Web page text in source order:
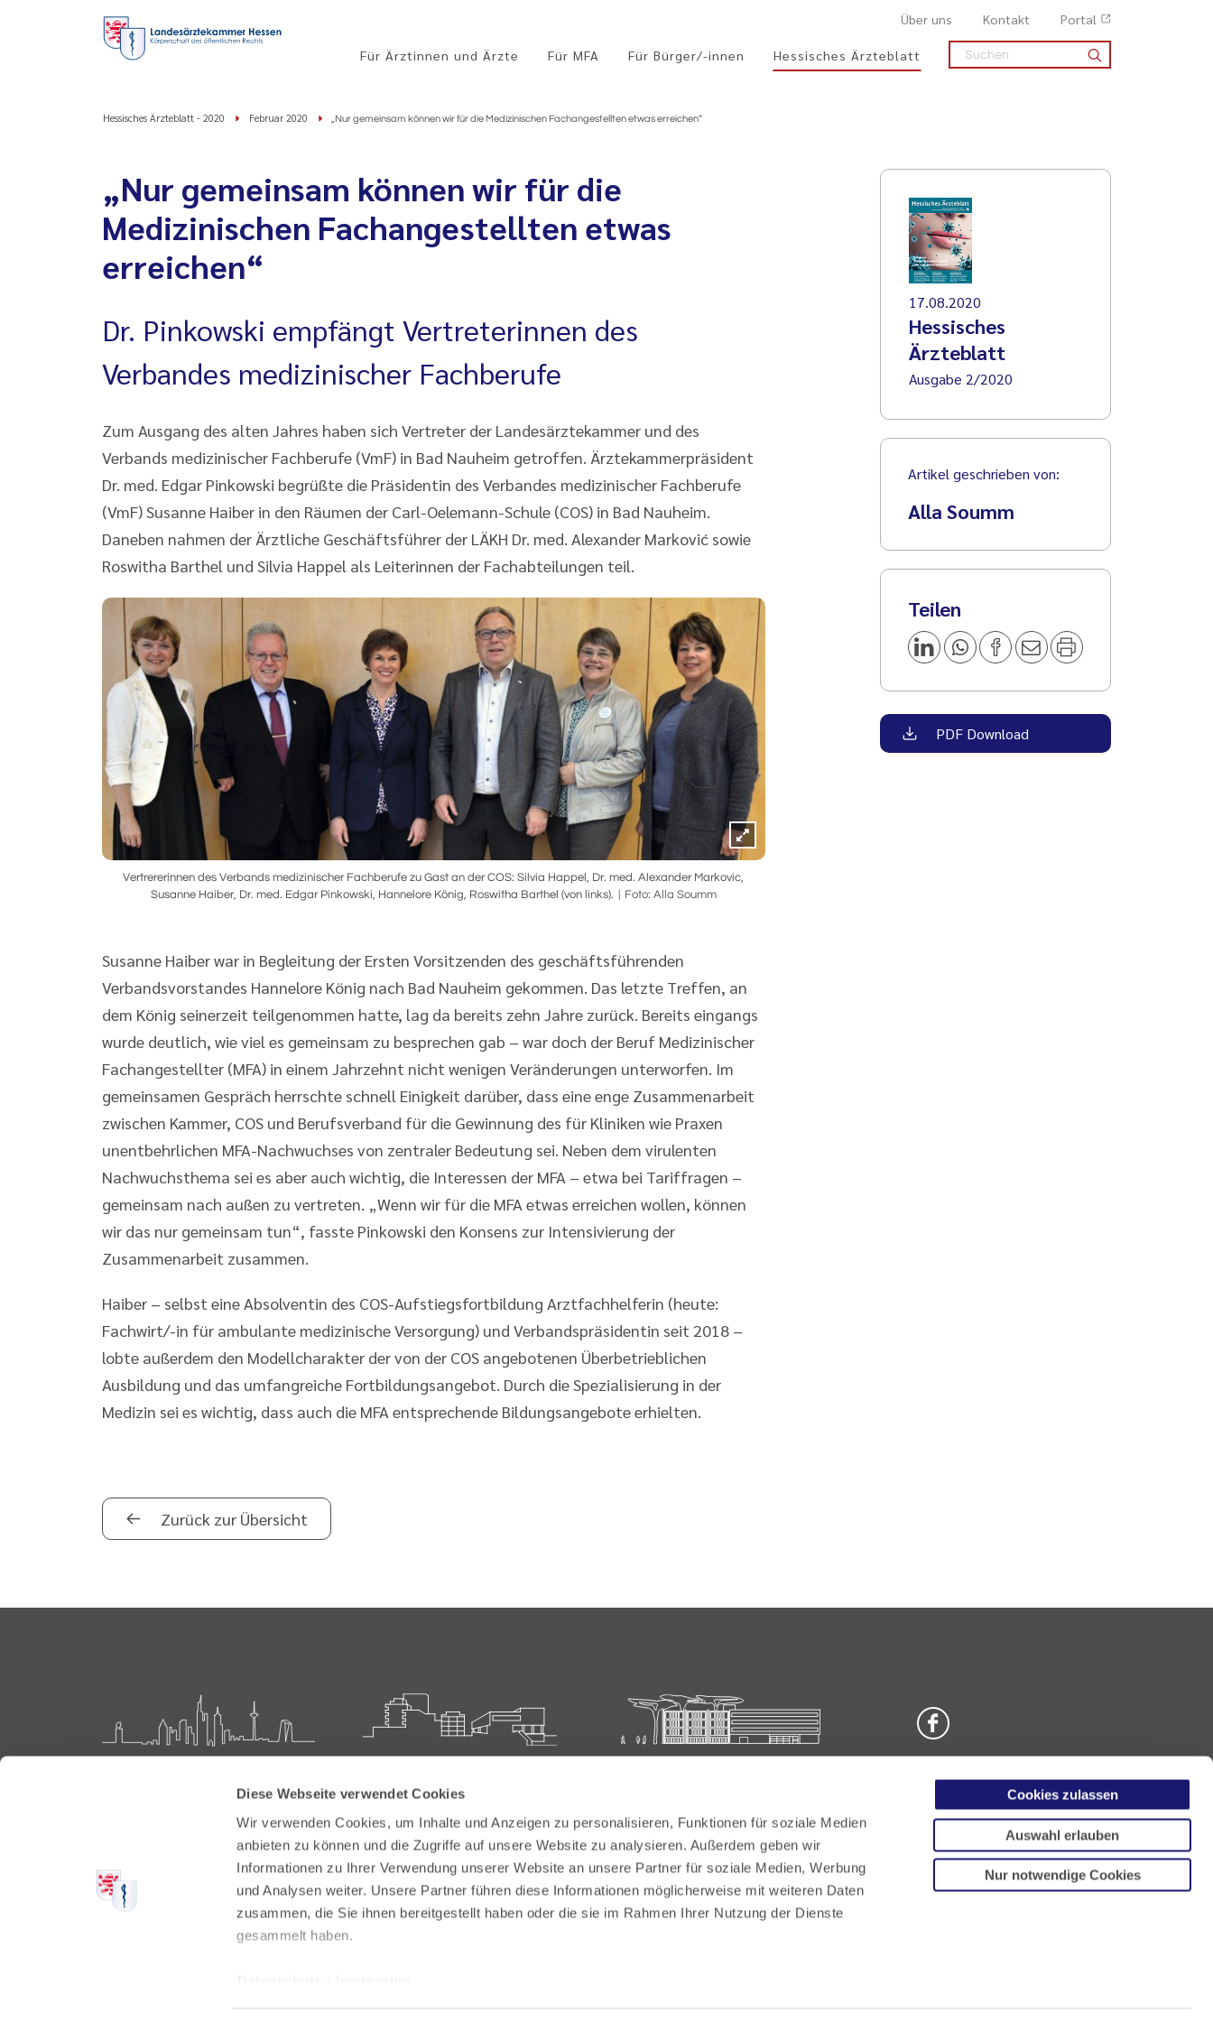
Diese Webseite verwendet Cookies
Wir verwenden Cookies, um Inhalte und Anzeigen zu personalisieren, Funktionen für soziale Medien
anbieten zu können und die Zugriffe auf unsere Website zu analysieren. Außerdem geben wir
Informationen zu Ihrer Verwendung unserer Website an unsere Partner für soziale Medien, Werbung
und Analysen weiter. Unsere Partner führen diese Informationen möglicherweise mit weiteren Daten
zusammen, die Sie ihnen bereitgestellt haben oder die sie im Rahmen Ihrer Nutzung der Dienste
gesammelt haben.
Cookies zulassen
Auswahl erlauben
Nur notwendige Cookies
Über uns Kontakt Portal
Für Ärztinnen und Ärzte Für MFA Für Bürger/-innen Hessisches Ärzteblatt
Hessisches Ärzteblatt - 2020 Februar 2020 „Nur gemeinsam können wir für die Medizinischen Fachangestellten etwas erreichen“
„Nur gemeinsam können wir für die
Medizinischen Fachangestellten etwas
erreichen“
Dr. Pinkowski empfängt Vertreterinnen des
Verbandes medizinischer Fachberufe
Zum Ausgang des alten Jahres haben sich Vertreter der Landesärztekammer und des
Verbands medizinischer Fachberufe (VmF) in Bad Nauheim getroffen. Ärztekammerpräsident
Dr. med. Edgar Pinkowski begrüßte die Präsidentin des Verbandes medizinischer Fachberufe
(VmF) Susanne Haiber in den Räumen der Carl-Oelemann-Schule (COS) in Bad Nauheim.
Daneben nahmen der Ärztliche Geschäftsführer der LÄKH Dr. med. Alexander Marković sowie
Roswitha Barthel und Silvia Happel als Leiterinnen der Fachabteilungen teil.
Vertrererinnen des Verbands medizinischer Fachberufe zu Gast an der COS: Silvia Happel, Dr. med. Alexander Markovic,
Susanne Haiber, Dr. med. Edgar Pinkowski, Hannelore König, Roswitha Barthel (von links).
Foto: Alla Soumm
Susanne Haiber war in Begleitung der Ersten Vorsitzenden des geschäftsführenden
Verbandsvorstandes Hannelore König nach Bad Nauheim gekommen. Das letzte Treffen, an
dem König seinerzeit teilgenommen hatte, lag da bereits zehn Jahre zurück. Bereits eingangs
wurde deutlich, wie viel es gemeinsam zu besprechen gab – war doch der Beruf Medizinischer
Fachangestellter (MFA) in einem Jahrzehnt nicht wenigen Veränderungen unterworfen. Im
gemeinsamen Gespräch herrschte schnell Einigkeit darüber, dass eine enge Zusammenarbeit
zwischen Kammer, COS und Berufsverband für die Gewinnung des für Kliniken wie Praxen
unentbehrlichen MFA-Nachwuchses von zentraler Bedeutung sei. Neben dem virulenten
Nachwuchsthema sei es aber auch wichtig, die Interessen der MFA – etwa bei Tariffragen –
gemeinsam nach außen zu vertreten. „Wenn wir für die MFA etwas erreichen wollen, können
wir das nur gemeinsam tun“, fasste Pinkowski den Konsens zur Intensivierung der
Zusammenarbeit zusammen.
Haiber – selbst eine Absolventin des COS-Aufstiegsfortbildung Arztfachhelferin (heute:
Fachwirt/-in für ambulante medizinische Versorgung) und Verbandspräsidentin seit 2018 –
lobte außerdem den Modellcharakter der von der COS angebotenen Überbetrieblichen
Ausbildung und das umfangreiche Fortbildungsangebot. Durch die Spezialisierung in der
Medizin sei es wichtig, dass auch die MFA entsprechende Bildungsangebote erhielten.
17.08.2020
Hessisches
Ärzteblatt
Ausgabe 2/2020
Artikel geschrieben von:
Alla Soumm
Teilen
PDF Download
Zurück zur Übersicht
Postfach 60 05 66
60335 Frankfurt
Carl-Oelemann-Weg 5
Tel:+49 6032 782-200
Fax: +49 6032 782-220
Carl-Oelemann-Weg 5
Tel: +49 6032 782-100
Fax: +49 6032 782-180